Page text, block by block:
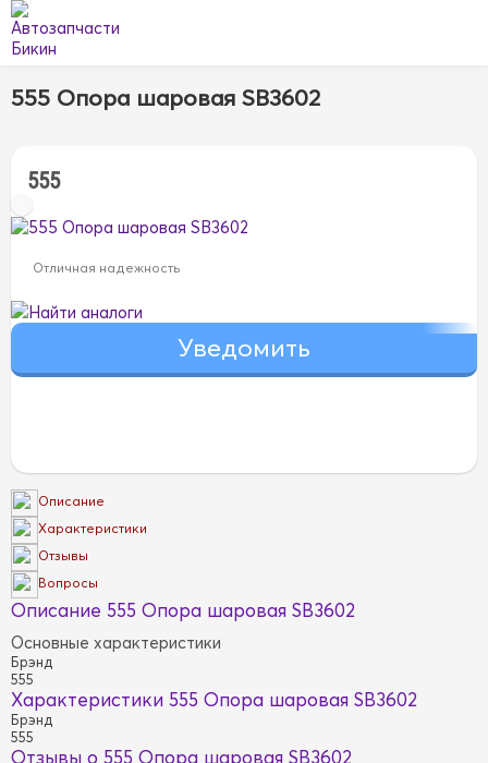
555 Опора шаровая SB3602
555
Отличная надежность
Найти аналоги
Описание
Характеристики
Отзывы
Вопросы
Описание 555 Опора шаровая SB3602
Основные характеристики
Брэнд
555
Характеристики 555 Опора шаровая SB3602
Брэнд
555
Отзывы о 555 Опора шаровая SB3602